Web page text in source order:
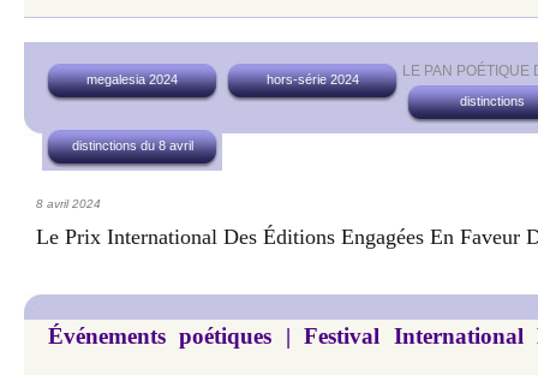
LE PAN POÉTIQUE
megalesia 2024
hors-série 2024
distinctions
distinctions du 8 avril
8 avril 2024
Le Prix International Des Éditions Engagées En Faveur
Événements poétiques | Festival International